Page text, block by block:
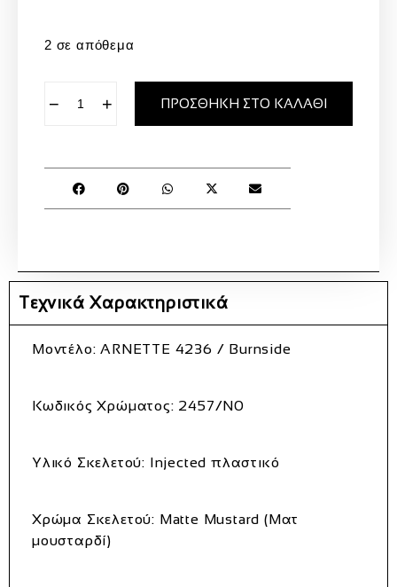
2 σε απόθεμα
− + ΠΡΟΣΘΉΚΗ ΣΤΟ ΚΑΛΆΘΙ
Τεχνικά Χαρακτηριστικά
Μοντέλο: ARNETTE 4236 / Burnside
Κωδικός Χρώματος: 2457/N0
Υλικό Σκελετού: Injected πλαστικό
Χρώμα Σκελετού: Matte Mustard (Ματ
μουσταρδί)